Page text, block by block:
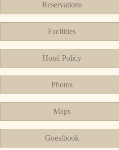
Reservations
Facilities
Hotel Policy
Photos
Maps
Guestbook